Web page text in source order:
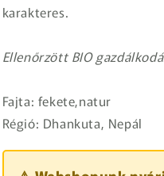
karakteres.
Ellenőrzött BIO
Fajta: fekete,natur
Régió: Dhankuta, Nepál